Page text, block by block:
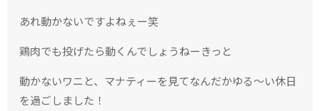
あれ動かないですよねぇー笑
鶏肉でも投げたら動くんでしょうねーきっと
動かないワニと、マナティーを見てなんだかゆる〜い休日
を過ごしました！